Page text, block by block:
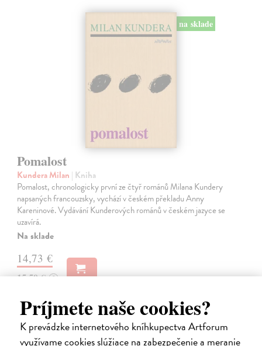
Príjmete naše cookies?
K prevádzke internetového kníhkupectva Artforum
využívame cookies slúžiace na zabezpečenie a meranie
na sklade
Pomalost
Kundera Milan | Kniha
Pomalost, chronologicky první ze čtyř románů Milana Kundery
napsaných francouzsky, vychází v českém překladu Anny
Kareninové. Vydávání Kunderových románů v českém jazyce se
uzavírá.
Na sklade
14,73 €
15,50 € ?
na sklade